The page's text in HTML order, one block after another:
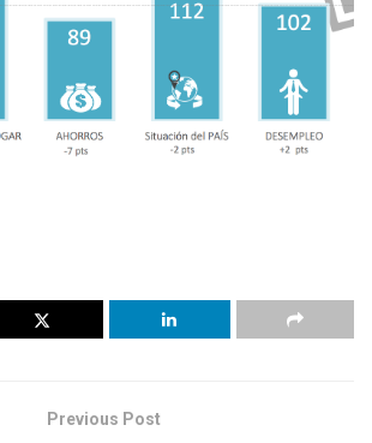
Previous Post